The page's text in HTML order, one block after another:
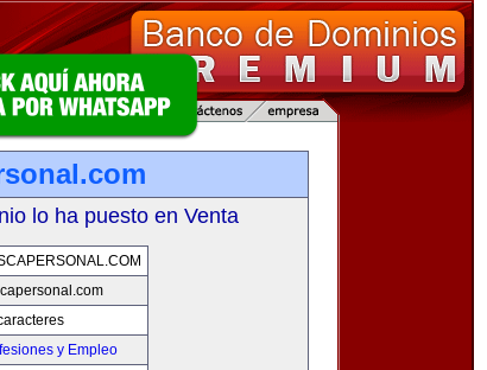
lo ha puesto en Venta
y Empleo